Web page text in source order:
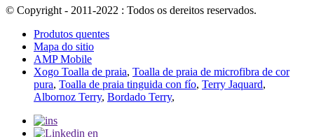
© Copyright - 2011-2022 : Todos os dereitos reservados.
Produtos quentes
Mapa do sitio
AMP Mobile
Xogo Toalla de praia, Toalla de praia de microfibra de cor
pura, Toalla de praia tinguida con fío, Terry Jaquard,
Albornoz Terry, Bordado Terry,